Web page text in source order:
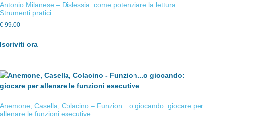
Antonio Milanese – Dislessia: come potenziare la lettura.
Strumenti pratici.
€ 99.00
Iscriviti ora
Anemone, Casella, Colacino – Funzion…o giocando: giocare per
allenare le funzioni esecutive